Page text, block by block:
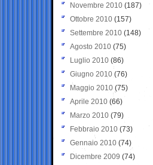
Novembre 2010 (187)
Ottobre 2010 (157)
Settembre 2010 (148)
Agosto 2010 (75)
Luglio 2010 (86)
Giugno 2010 (76)
Maggio 2010 (75)
Aprile 2010 (66)
Marzo 2010 (79)
Febbraio 2010 (73)
Gennaio 2010 (74)
Dicembre 2009 (74)